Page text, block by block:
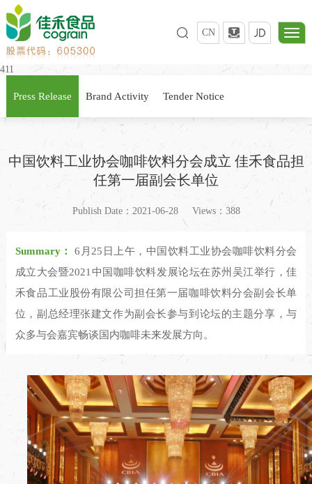
CN
411
Press Release Brand Activity Tender Notice
中国饮料工业协会咖啡饮料分会成立 佳禾食品担
任第一届副会长单位
Publish Date：2021-06-28 Views：388
Summary：
6月25日上午，中国饮料工业协会咖啡饮料分会
成立大会暨2021中国咖啡饮料发展论坛在苏州吴江举行，佳
禾食品工业股份有限公司担任第一届咖啡饮料分会副会长单
位，副总经理张建文作为副会长参与到论坛的主题分享，与
众多与会嘉宾畅谈国内咖啡未来发展方向。